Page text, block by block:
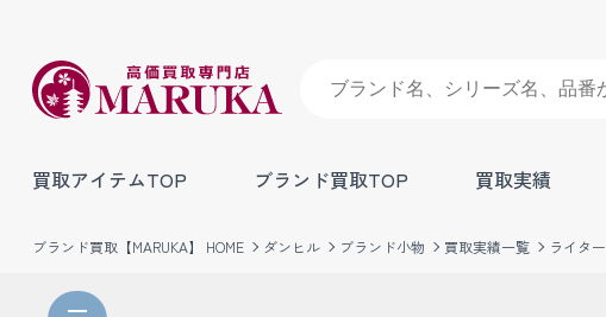
買取アイテムTOP ブランド買取TOP 買取実績
ブランド買取【MARUKA】 HOME ダンヒル ブランド小物 買取実績一覧 ライター